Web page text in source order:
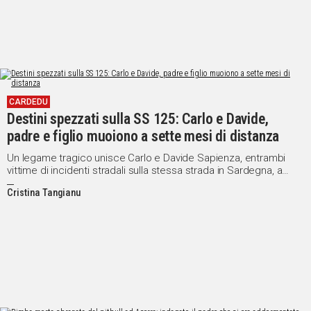
CARDEDU
Destini spezzati sulla SS 125: Carlo e Davide,
padre e figlio muoiono a sette mesi di distanza
Un legame tragico unisce Carlo e Davide Sapienza, entrambi
vittime di incidenti stradali sulla stessa strada in Sardegna, a
pochi mesi di distanza
Cristina Tangianu